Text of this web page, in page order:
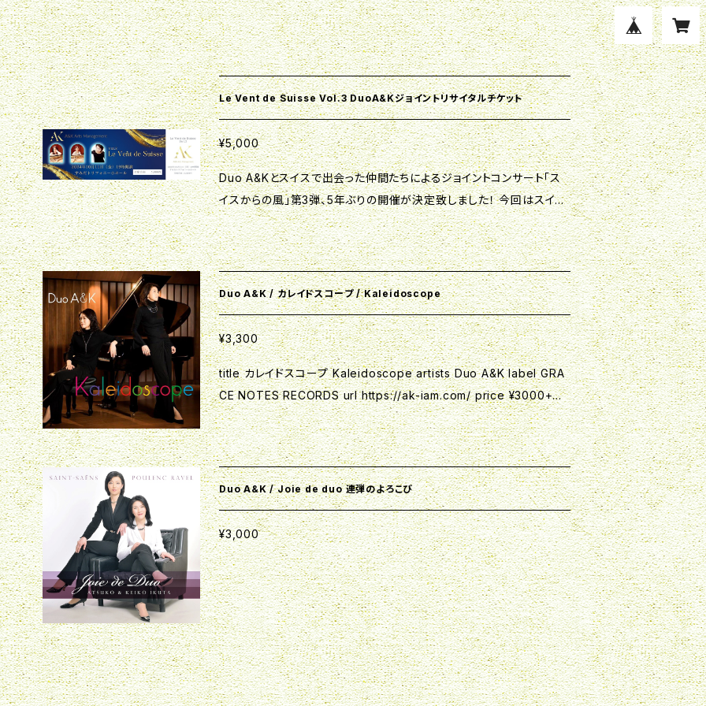
Le Vent de Suisse Vol.3 DuoA&Kジョイントリサイタルチケット
¥5,000
Duo A&Kとスイスで出会った仲間たちによるジョイントコンサート「ス
イスからの風」第3弾、5年ぶりの開催が決定致しました！ 今回はスイス
在住のソプラノ歌手、福田 弘子さんをお迎えして、ピアノソロ、リートデ
ュオ、ピアノデュオの三つ巴プログラム♪ 有名ピアノ曲、そして日本で
は演奏される機会のほとんど無いスイス人作曲家の知られざる名曲な
どをお楽しみいただけます。 皆様お誘い合わせの上、是非お運びくださ
いませ♪ 【日時】 2024年10/11(金) 19:00開演(18:30開場) 【会場】 す
みだトリフォニーホール小ホール (墨田区錦糸町1-2-3) 【入場料】 全
自由席 5000円 【お問い合わせ】 A&Kアーツマネジメントinfo@ak-
iam.comすみだトリフォニーホール03-5608-5400 【プログラム】 シ
ョパン 幻想ポロネーズ(ピアノ) ラヴェル 「五つのギリシャ民謡」(歌)
シェック 「六つの歌曲集」Op.6(歌) ドビュッシー 喜びの島(ピアノ)
ラフ ソナタ第1番Op.73(連弾) 【出演者】 ピアノ 生田敦子 リートデ
ュオ 福田弘子、生田惠子 ピアノ連弾 Duo A&K
Duo A&K / カレイドスコープ / Kaleidoscope
¥3,300
title カレイドスコープ Kaleidoscope artists Duo A&K label GRA
CE NOTES RECORDS url https://ak-iam.com/ price ¥3000+税
release 2021/6/23 format CD cat.no GNRS-0031 【収録曲】 セル
ゲイ・ラフマニノフ 「ピアノ連弾のための6つの小品作品11」 01 I：バルカ
ローレ 02 II：スケルツォ 03 Ⅲ：ロシアの歌 04 Ⅳ：ワルツ 05 Ⅴ：ロ
マンス 06 Ⅵ：スラヴァ01 I：小舟にて クロード・ドビュッシー「小組曲」
07 I：小舟にて 08 II：行列 09 Ⅲ：メヌエット 10 Ⅳ：バレエ 11フラン
ツ・シューベルト「幻想曲」ヘ短調 作品103 D.940 Rachmaninoff
Six pieces for piano four hands op.11 1. Barcarolle 2. Scherz
o 3. Russian Song 4. Walz 5. Romance 6. Slava Debussy Peti
t Suite I. En Bateau II. Corte`ge III. Menuet IV.
Ballet Schubert Fantasie f-moll D.940 Op.103 【ひとこと】 ピアノ
１台とは思えない重層的な響きと、千変万化する多彩なタッチが紡ぎ
出す、色彩豊かで煌びやかな音の万華鏡。 連弾巧者が王道曲をカバー
した必聴の1枚。 【講評】 「カレイドスコープ」というアルバム・タイトルそ
Duo A&K / Joie de duo 連弾のよろこび
¥3,000